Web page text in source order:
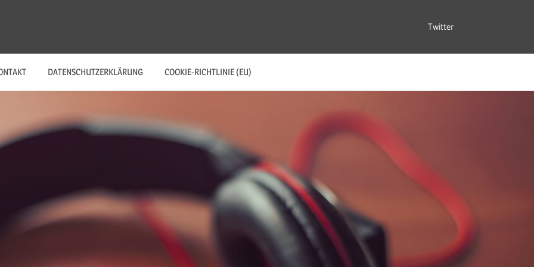
Twitter
DATENSCHUTZERKLÄRUNG COOKIE-RICHTLINIE (EU)